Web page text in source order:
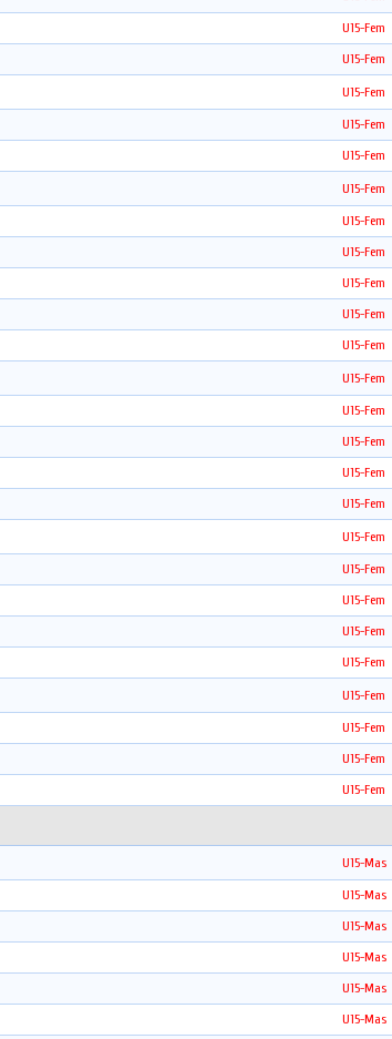
U15-Fem
U15-Fem
U15-Fem
U15-Fem
U15-Fem
U15-Fem
U15-Fem
U15-Fem
U15-Fem
U15-Fem
U15-Fem
U15-Fem
U15-Fem
U15-Fem
U15-Fem
U15-Fem
U15-Fem
U15-Fem
U15-Fem
U15-Fem
U15-Fem
U15-Fem
U15-Fem
U15-Fem
U15-Fem
U15-Mas
U15-Mas
U15-Mas
U15-Mas
U15-Mas
U15-Mas